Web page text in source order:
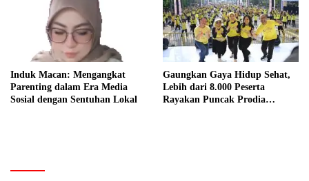
Induk Macan: Mengangkat
Parenting dalam Era Media
Sosial dengan Sentuhan Lokal
Gaungkan Gaya Hidup Sehat,
Lebih dari 8.000 Peserta
Rayakan Puncak Prodia